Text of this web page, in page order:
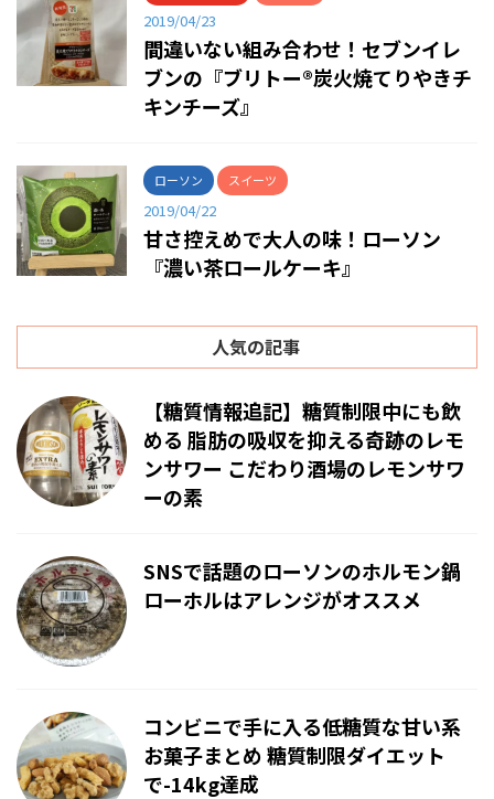
2019/04/23
間違いない組み合わせ！セブンイレ
ブンの『ブリトー®炭火焼てりやきチ
キンチーズ』
ローソン スイーツ
2019/04/22
甘さ控えめで大人の味！ローソン
『濃い茶ロールケーキ』
人気の記事
【糖質情報追記】糖質制限中にも飲
める 脂肪の吸収を抑える奇跡のレモ
ンサワー こだわり酒場のレモンサワ
ーの素
SNSで話題のローソンのホルモン鍋
ローホルはアレンジがオススメ
コンビニで手に入る低糖質な甘い系
お菓子まとめ 糖質制限ダイエット
で-14kg達成